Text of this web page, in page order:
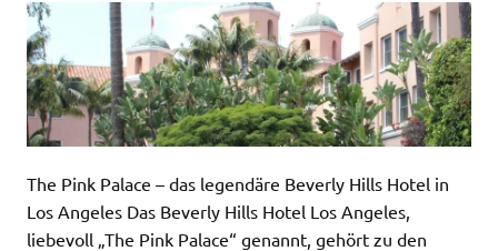
The Pink Palace – das legendäre Beverly Hills Hotel in
Los Angeles Das Beverly Hills Hotel Los Angeles,
liebevoll „The Pink Palace“ genannt, gehört zu den